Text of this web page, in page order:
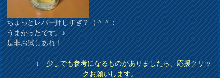
ちょっとレバー押しすぎ？（＾＾；
うまかったです。♪
是非お試しあれ！
↓ 少しでも参考になるものがありましたら、応援クリッ
クお願いします。